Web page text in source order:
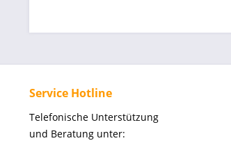
Service Hotline
Telefonische Unterstützung
und Beratung unter: